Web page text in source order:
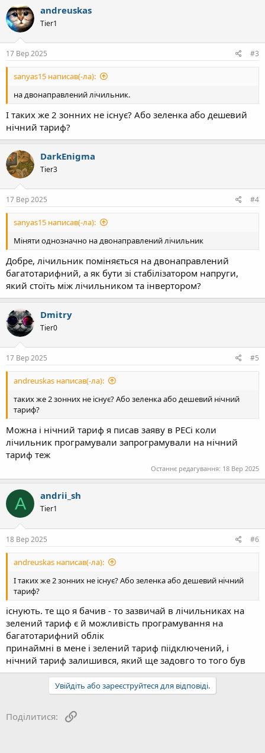
andreuskas
Tier1
17 Вер 2025 #3
sanyas15 написав(-ла):
на двонаправлений лічильник.
І таких же 2 зонних не існує? Або зеленка або дешевий
нічний тариф?
DarkEnigma
Tier3
17 Вер 2025 #4
sanyas15 написав(-ла):
Міняти однозначно на двонаправлений лічильник
Добре, лічильник поміняється на двонаправлений
багатотарифний, а як бути зі стабілізатором напруги,
який стоїть між лічильником та інвертором?
Dmitry
Tier0
17 Вер 2025 #5
andreuskas написав(-ла):
таких же 2 зонних не існує? Або зеленка або дешевий нічний
тариф?
Можна і нічний тариф я писав заяву в РЕСі коли
лічильник програмували запрограмували на нічний
тариф теж
Останнє редагування: 18 Вер 2025
A andrii_sh
Tier1
18 Вер 2025 #6
andreuskas написав(-ла):
І таких же 2 зонних не існує? Або зеленка або дешевий нічний
тариф?
існують. те що я бачив - то зазвичай в лічильниках на
зелений тариф є й можливість програмування на
багатотарифний облік
принаймні в мене і зелений тариф піідключений, і
нічний тариф залишився, який ще задовго то того був
Увійдіть або зареєструйтеся для відповіді.
Поділитися: